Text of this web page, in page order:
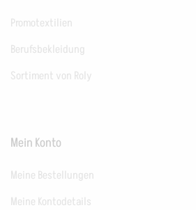
Promotextilien
Berufsbekleidung
Sortiment von Roly
Mein Konto
Meine Bestellungen
Meine Kontodetails